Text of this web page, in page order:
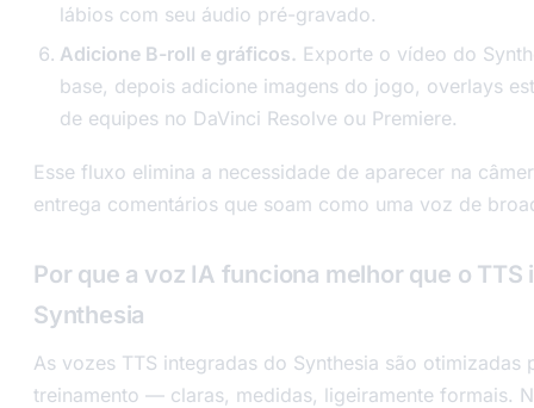
lábios com seu áudio pré-gravado.
Adicione B-roll e gráficos. Exporte o vídeo do
base, depois adicione imagens do jogo, overlays
de equipes no DaVinci Resolve ou Premiere.
Esse fluxo elimina a necessidade de aparecer na
entrega comentários que soam como uma voz de
Por que a voz IA funciona melhor que o TTS
Synthesia
As vozes TTS integradas do Synthesia são otimizadas
treinamento — claras, medidas, ligeiramente formais.